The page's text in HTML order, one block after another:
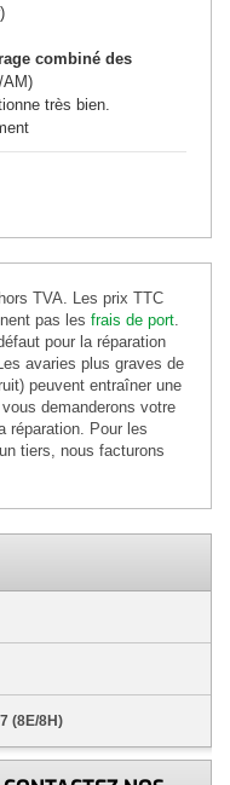
combiné des
AM)
très bien.
TVA. Les prix TTC
pas les frais de port
pour la réparation
avaries plus graves de
peuvent entraîner une
demanderons votre
réparation. Pour les
tiers, nous facturons
(8E/8H)